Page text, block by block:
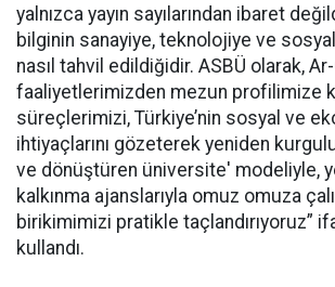
yalnızca yayın sayılarından ibaret
bilginin sanayiye, teknolojiye ve
nasıl tahvil edildiğidir. ASBÜ olarak,
faaliyetlerimizden mezun profilimize
süreçlerimizi, Türkiye’nin sosyal ve
ihtiyaçlarını gözeterek yeniden
ve dönüştüren üniversite' modeliyle,
kalkınma ajanslarıyla omuz omuza
birikimimizi pratikle taçlandırıyoruz”
kullandı.